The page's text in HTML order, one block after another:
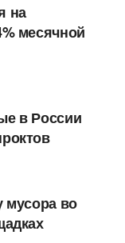
на
месячной
в России
мусора во